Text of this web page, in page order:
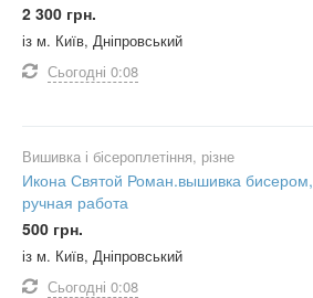
2 300 грн.
із м. Київ, Дніпровський
Сьогодні 0:08
Вишивка і бісероплетіння, різне
Икона Святой Роман.вышивка бисером,
ручная работа
500 грн.
із м. Київ, Дніпровський
Сьогодні 0:08